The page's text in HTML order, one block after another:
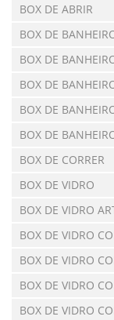
BOX DE ABRIR
BOX DE
BOX DE
BOX DE
BOX DE
BOX DE
BOX DE CORRER
BOX DE VIDRO
BOX DE VIDRO
BOX DE VIDRO
BOX DE VIDRO
BOX DE VIDRO
BOX DE VIDRO